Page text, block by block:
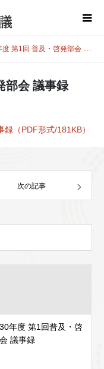
第1回 普及・啓発部会 議事録
部会 議事録
（PDF形式/181KB）
次の記事
年度 第1回普及・啓
議事録